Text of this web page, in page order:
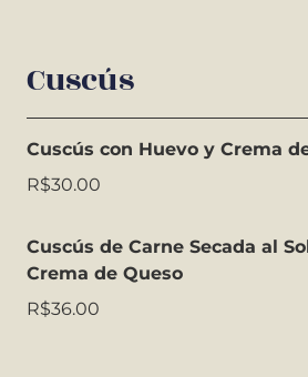
Cuscús
Cuscús con Huevo y Crema
R$30.00
Cuscús de Carne Secada al
Crema de Queso
R$36.00